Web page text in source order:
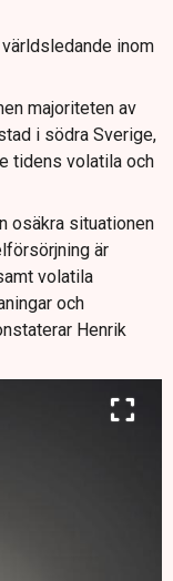
inom
majoriteten av
i södra Sverige,
tidens volatila och
osäkra situationen
är
volatila
och
Henrik